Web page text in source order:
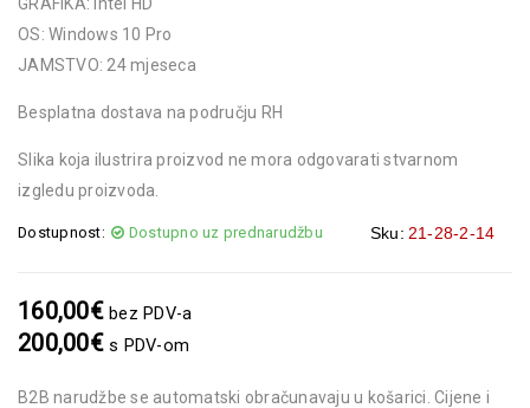
OS: Windows 10 Pro
JAMSTVO: 24 mjeseca
Besplatna dostava na području RH
Slika koja ilustrira proizvod ne mora odgovarati stvarnom
izgledu proizvoda.
Dostupnost: Dostupno uz prednarudžbu Sku: 21-28-2-14
160,00€ bez PDV-a
200,00€s PDV-om
B2B narudžbe se automatski obračunavaju u košarici. Cijene i